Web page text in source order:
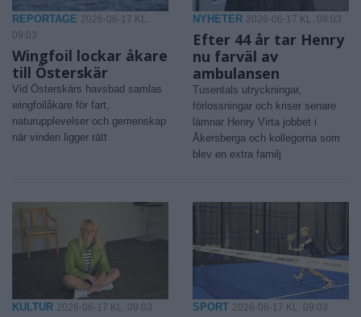
REPORTAGE 2026-06-17 KL.
09:03
Wingfoil lockar åkare
till Österskär
Vid Österskärs havsbad samlas
wingfoilåkare för fart,
naturupplevelser och gemenskap
när vinden ligger rätt
NYHETER 2026-06-17 KL. 09:03
Efter 44 år tar Henry
nu farväl av
ambulansen
Tusentals utryckningar,
förlossningar och kriser senare
lämnar Henry Virta jobbet i
Åkersberga och kollegorna som
blev en extra familj
KULTUR 2026-06-17 KL. 09:03 SPORT 2026-06-17 KL. 09:03